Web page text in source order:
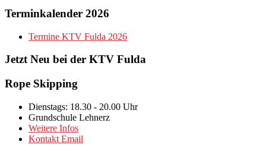
Terminkalender 2026
Termine KTV Fulda 2026
Jetzt Neu bei der KTV Fulda
Rope Skipping
Dienstags: 18.30 - 20.00 Uhr
Grundschule Lehnerz
Weitere Infos
Kontakt Email